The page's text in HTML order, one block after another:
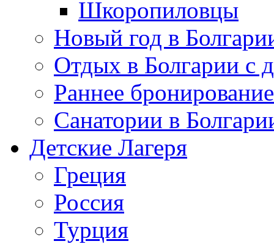
Шкоропиловцы
Новый год в
Отдых в Болгарии с
Раннее
Санатории в
Детские Лагеря
Греция
Россия
Турция